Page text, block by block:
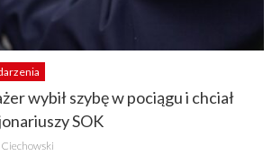
wybił szybę w pociągu i chciał
SOK